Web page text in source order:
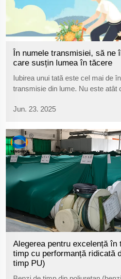
În numele transmisiei, să ne
care susțin lumea în tăcere
Iubirea unui tată este cel mai de
transmisie din lume. Nu este atât
robuste de transmisie, este
Jun. 23. 2025
Alegerea pentru excelență în
timp cu performanță ridicată
timp PU)